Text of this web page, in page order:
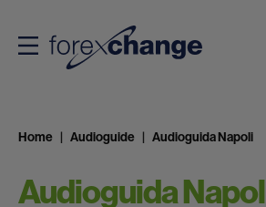
Home Audioguide Audioguida Napoli
Audioguida